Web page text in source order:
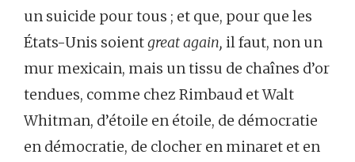
un suicide pour tous ; et que, pour que les
États-Unis soientgreat again, il faut, non un
mur mexicain, mais un tissu de chaînes d’or
tendues, comme chez Rimbaud et Walt
Whitman, d’étoile en étoile, de démocratie
en démocratie, de clocher en minaret et en